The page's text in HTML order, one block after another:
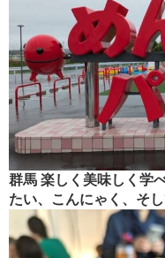
群馬 楽しく美味しく学
たい、こんにゃく、そ